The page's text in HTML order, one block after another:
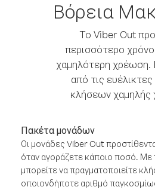
Βόρεια
Το Viber Out
περισσότερο
χαμηλότερη χρέωση.
από τις
κλήσεων χαμηλής
Πακέτα μονάδων
Οι μονάδες Viber Out
όταν αγοράζετε κάποιο ποσό. Με
μπορείτε να πραγματοποιείτε
οποιονδήποτε αριθμό